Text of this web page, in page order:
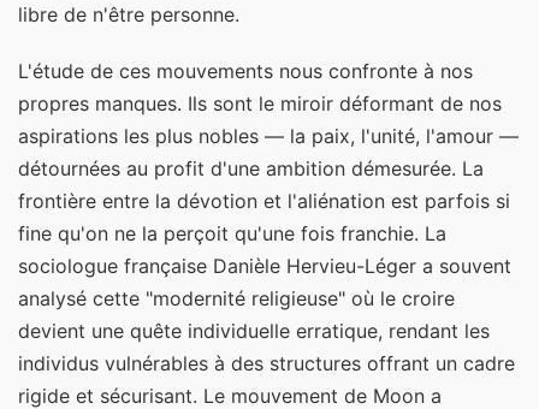
libre de n'être personne.
L'étude de ces mouvements nous confronte à nos
propres manques. Ils sont le miroir déformant de nos
aspirations les plus nobles — la paix, l'unité, l'amour —
détournées au profit d'une ambition démesurée. La
frontière entre la dévotion et l'aliénation est parfois si
fine qu'on ne la perçoit qu'une fois franchie. La
sociologue française Danièle Hervieu-Léger a souvent
analysé cette "modernité religieuse" où le croire
devient une quête individuelle erratique, rendant les
individus vulnérables à des structures offrant un cadre
rigide et sécurisant. Le mouvement de Moon a